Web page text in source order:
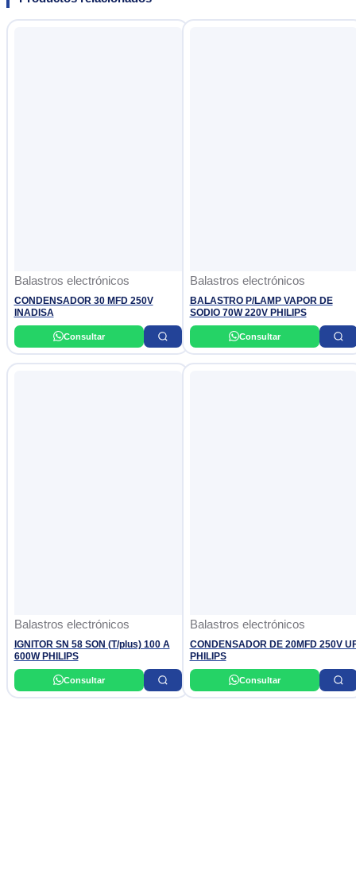
Balastros electrónicos
CONDENSADOR 30 MFD 250V
INADISA
Consultar
Balastros electrónicos
BALASTRO P/LAMP VAPOR DE
SODIO 70W 220V PHILIPS
Consultar
Balastros electrónicos
IGNITOR SN 58 SON (T/plus) 100 A
600W PHILIPS
Consultar
Balastros electrónicos
CONDENSADOR DE 20MFD 250V
PHILIPS
Consultar